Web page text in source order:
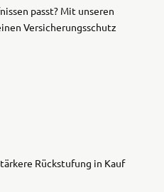
passt? Mit unseren
Versicherungsschutz
Rückstufung in Kauf